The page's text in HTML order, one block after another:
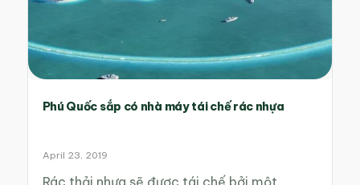
Phú Quốc sắp có nhà máy tái chế rác nhựa
April 23, 2019